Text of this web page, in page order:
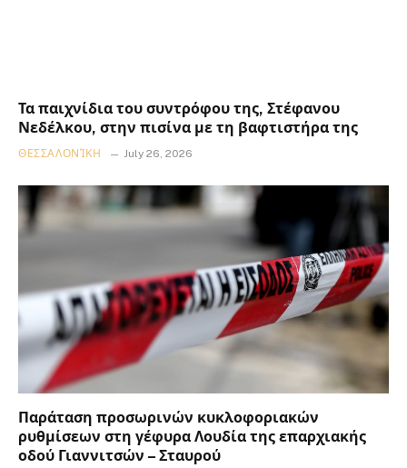
Τα παιχνίδια του συντρόφου της, Στέφανου
Νεδέλκου, στην πισίνα με τη βαφτιστήρα της
ΘΕΣΣΑΛΟΝΊΚΗ July 26, 2026
Παράταση προσωρινών κυκλοφοριακών
ρυθμίσεων στη γέφυρα Λουδία της επαρχιακής
οδού Γιαννιτσών – Σταυρού